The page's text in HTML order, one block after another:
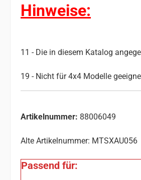
Hinweise:
11 - Die in diesem Katalog
19 - Nicht für 4x4 Modelle
Artikelnummer: 88006049
Alte Artikelnummer: MTSXAU056
Passend für: